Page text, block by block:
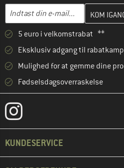
E-mail-adresse
Indtast din e-mailadresse her, og
5 euro i velkomstrabat **
Eksklusiv adgang til
Mulighed for at gemme dine
Fødselsdagsoverraskelse
KUNDESERVICE